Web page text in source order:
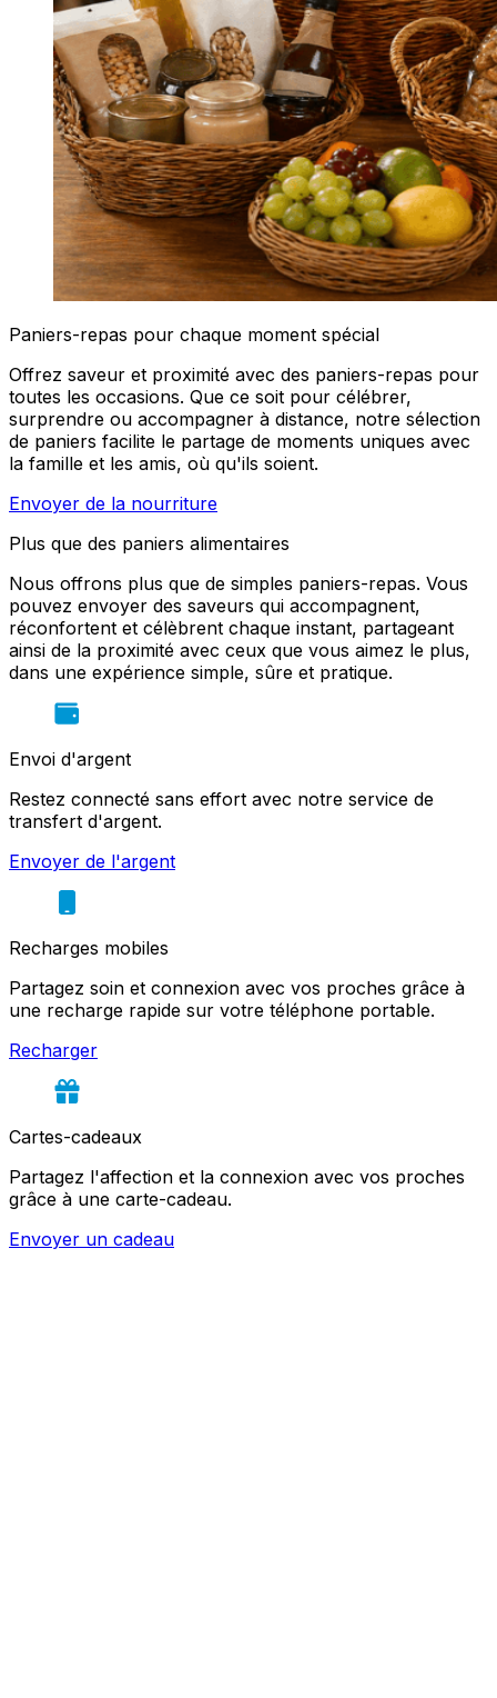
Paniers-repas pour chaque moment spécial
Offrez saveur et proximité avec des paniers-repas pour
toutes les occasions. Que ce soit pour célébrer,
surprendre ou accompagner à distance, notre sélection
de paniers facilite le partage de moments uniques avec
la famille et les amis, où qu'ils soient.
Envoyer de la nourriture
Plus que des paniers alimentaires
Nous offrons plus que de simples paniers-repas. Vous
pouvez envoyer des saveurs qui accompagnent,
réconfortent et célèbrent chaque instant, partageant
ainsi de la proximité avec ceux que vous aimez le plus,
dans une expérience simple, sûre et pratique.
Envoi d'argent
Restez connecté sans effort avec notre service de
transfert d'argent.
Envoyer de l'argent
Recharges mobiles
Partagez soin et connexion avec vos proches grâce à
une recharge rapide sur votre téléphone portable.
Recharger
Cartes-cadeaux
Partagez l'affection et la connexion avec vos proches
grâce à une carte-cadeau.
Envoyer un cadeau